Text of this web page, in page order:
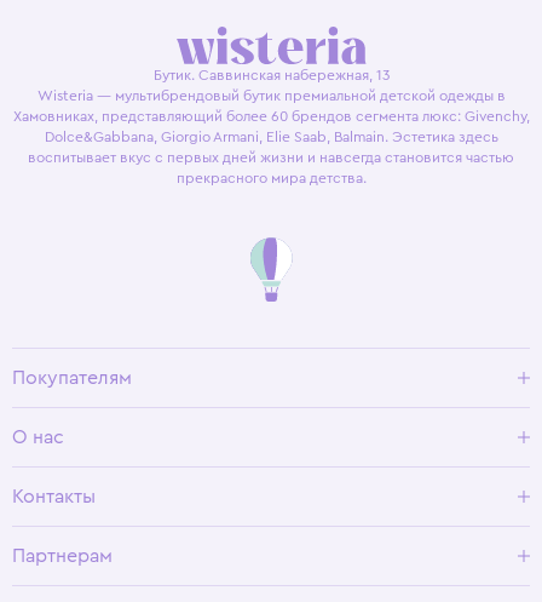
Бутик. Саввинская набережная, 13
Wisteria — мультибрендовый бутик премиальной детской одежды в
Хамовниках, представляющий более 60 брендов сегмента люкс: Givenchy,
Dolce&Gabbana, Giorgio Armani, Elie Saab, Balmain. Эстетика здесь
воспитывает вкус с первых дней жизни и навсегда становится частью
прекрасного мира детства.
Покупателям
Условия возврата
О нас
Программа лояльности
Контакты
Партнерам